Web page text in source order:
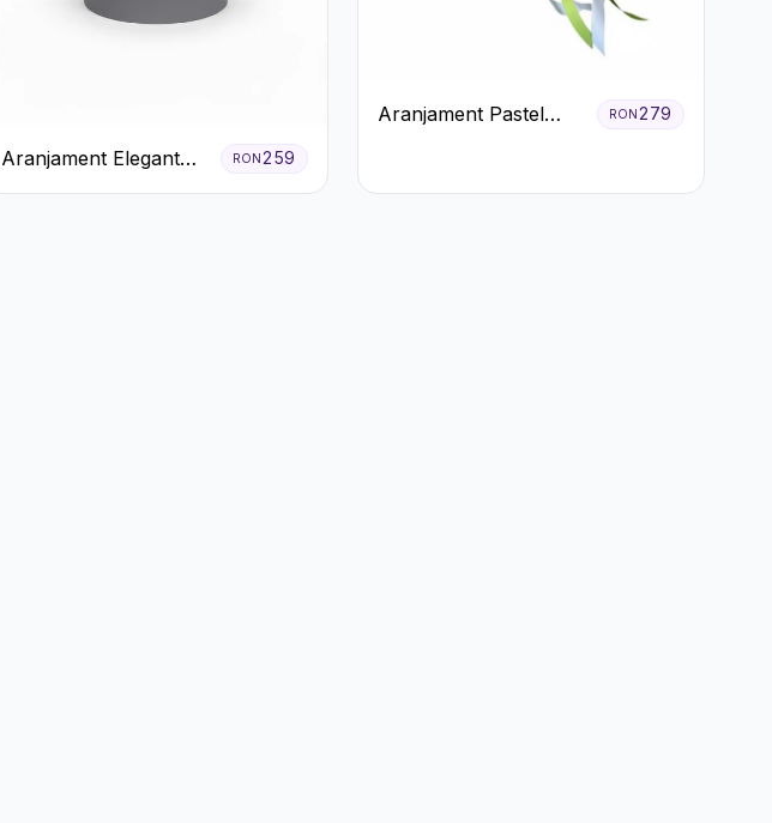
Aranjament Elegant
Alb-Verde în Cutie Gri
RON259
Aranjament Pastel
RON279